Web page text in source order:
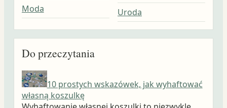
Moda
Uroda
Do przeczytania
10 prostych wskazówek, jak wyhaftować
własną koszulkę